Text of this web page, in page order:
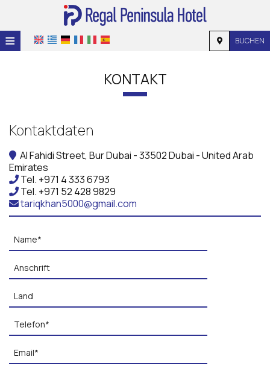
≡ BUCHEN
LAGE
GALERIE
NACHFRAGE
KONTAKT
KONTAKT
Kontaktdaten
Al Fahidi Street, Bur Dubai - 33502 Dubai - United Arab
Emirates
Tel. +971 4 333 6793
Tel. +971 52 428 9829
tariqkhan5000@gmail.com